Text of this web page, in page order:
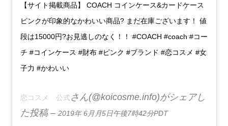
【サイト掲載商品】 COACH コインケース&カードケース
ピンクが印象的なかわいい商品? まだ在庫ございます！ 値
段は15000円?お見逃しのなく！！ #COACH #coach #コー
チ #コインケース #財布 #ピンク #ブランド #恋コスメ #女
子力 #かわいい
恋コスメ 公式さん(@koicosme.info)がシェアし
た投稿 – 2019年 6月月5日午後7時42分PDT